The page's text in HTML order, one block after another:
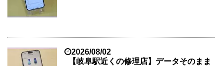
2026/08/02
【岐阜駅近くの修理店】データそのまま